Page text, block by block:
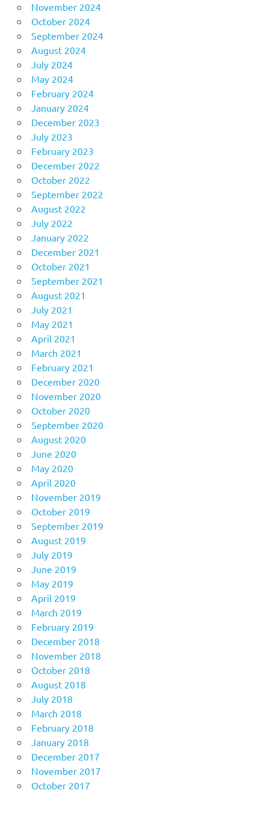
November 2024
October 2024
September 2024
August 2024
July 2024
May 2024
February 2024
January 2024
December 2023
July 2023
February 2023
December 2022
October 2022
September 2022
August 2022
July 2022
January 2022
December 2021
October 2021
September 2021
August 2021
July 2021
May 2021
April 2021
March 2021
February 2021
December 2020
November 2020
October 2020
September 2020
August 2020
June 2020
May 2020
April 2020
November 2019
October 2019
September 2019
August 2019
July 2019
June 2019
May 2019
April 2019
March 2019
February 2019
December 2018
November 2018
October 2018
August 2018
July 2018
March 2018
February 2018
January 2018
December 2017
November 2017
October 2017